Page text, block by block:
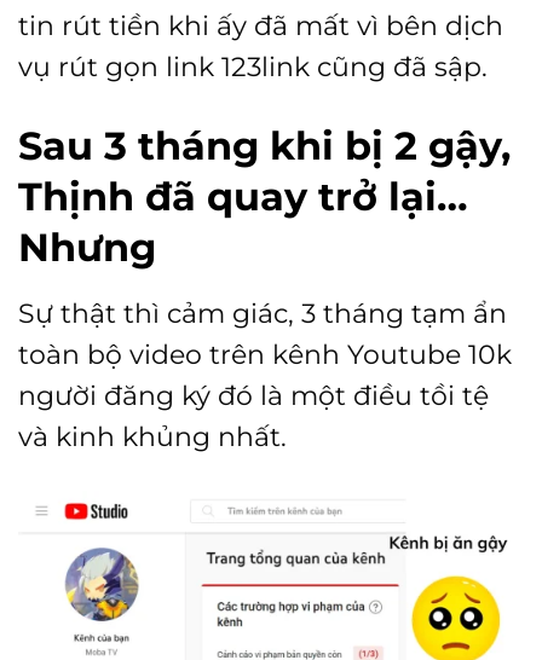
tin rút tiền khi ấy đã mất vì bên dịch
vụ rút gọn link 123link cũng đã sập.
Sau 3 tháng khi bị 2 gậy,
Thịnh đã quay trở lại…
Nhưng
Sự thật thì cảm giác, 3 tháng tạm ẩn
toàn bộ video trên kênh Youtube 10k
người đăng ký đó là một điều tồi tệ
và kinh khủng nhất.